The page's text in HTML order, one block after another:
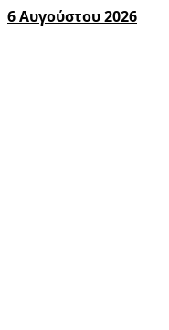
6 Αυγούστου 2026